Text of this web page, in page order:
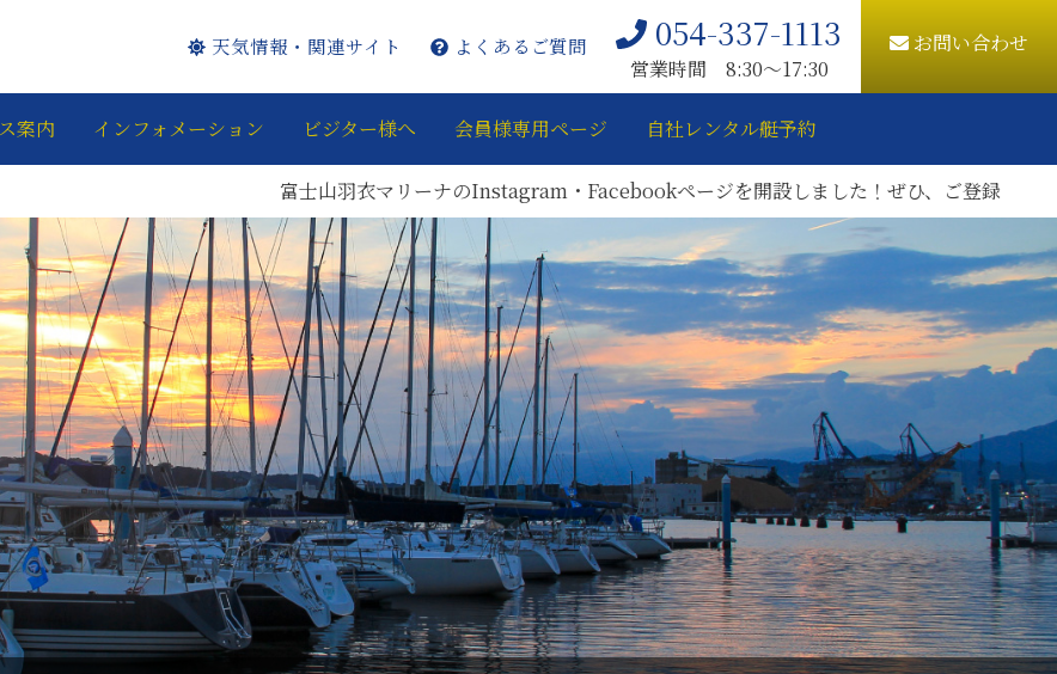
天気情報・関連サイト よくあるご質問 054-337-1113
営業時間 8:30〜17:30
お問い合わせ
案内 インフォメーション ビジター様へ 会員様専用ページ 自社レンタル艇予約
富士山羽衣マリーナのInstagram・Facebookページを開設しました！ぜひ、ご登録をお願いいたし